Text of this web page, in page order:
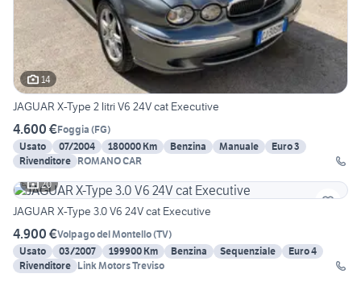
14
JAGUAR X-Type 2 litri V6 24V cat Executive
4.600 €Foggia (FG)
Usato
07/2004 180000 Km Benzina Manuale
Euro 3
Rivenditore ROMANO CAR
20
JAGUAR X-Type 3.0 V6 24V cat Executive
4.900 €Volpago del Montello(TV)
Usato
03/2007 199900 Km Benzina Sequenziale
Euro 4
Rivenditore Link Motors Treviso